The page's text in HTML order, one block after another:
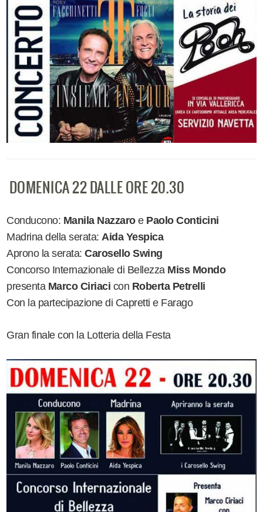
DOMENICA 22 DALLE ORE 20.30
Conducono: Manila Nazzaroe Paolo Conticini
Madrina della serata: Aida Yespica
Aprono la serata:Carosello Swing
Concorso Internazionale di Bellezza Miss Mondo
presenta Marco Ciriaci con Roberta Petrelli
Con la partecipazione di Capretti e Farago
Gran finale con la Lotteria della Festa